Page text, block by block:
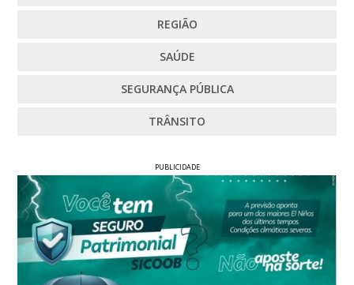
REGIÃO
SAÚDE
SEGURANÇA PÚBLICA
TRÂNSITO
PUBLICIDADE